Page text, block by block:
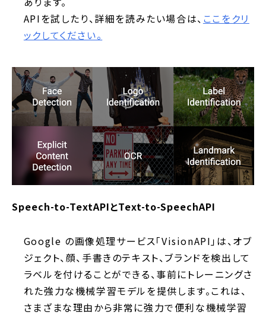
APIを試したり、詳細を読みたい場合は、 ここをクリ
ックしてください。
Speech-to-TextAPIとText-to-SpeechAPI
Google の画像処理サービス「VisionAPI」は、オブ
ジェクト、顔、手書きのテキスト、ブランドを検出して
ラベルを付けることができる、事前にトレーニングさ
れた強力な機械学習モデルを提供します。これは、
さまざまな理由から非常に強力で便利な機械学習